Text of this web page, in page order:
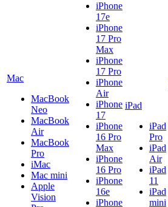
Mac
MacBook
Neo
MacBook
Air
MacBook
Pro
iMac
Mac mini
Apple
Vision
iPhone
17e
iPhone
17 Pro
Max
iPhone
17 Pro
iPhone
Air
iPhone
17
iPhone
16 Pro
Max
iPhone
16 Pro
iPhone
16e
iPhone
iPad
iPad
Pro
iPad
Air
iPad
11
iPad
mini